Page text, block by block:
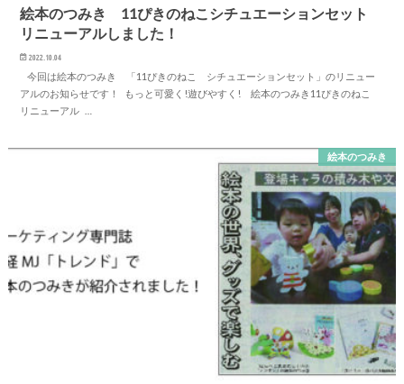
絵本のつみき 11ぴきのねこシチュエーションセット
リニューアルしました！
2022.10.04
今回は絵本のつみき 「11ぴきのねこ シチュエーションセット」のリニュー
アルのお知らせです！ もっと可愛く!遊びやすく! 絵本のつみき11ぴきのねこ
リニューアル …
絵本のつみき